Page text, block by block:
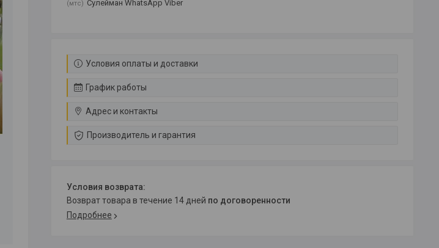
мтс Сулейман WhatsApp Viber
Условия оплаты и доставки
График работы
Адрес и контакты
Производитель и гарантия
возврат товара в течение 14 дней по договоренности
Подробнее